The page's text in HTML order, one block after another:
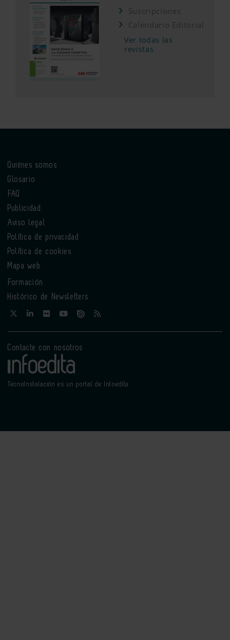
Suscripciones
Calendario Editorial
Ver todas las
revistas
Quiénes somos
Glosario
FAQ
Publicidad
Aviso legal
Política de privacidad
Política de cookies
Mapa web
Formación
Histórico de Newsletters
Contacte con nosotros
TecnoInstalación es un portal de Infoedita